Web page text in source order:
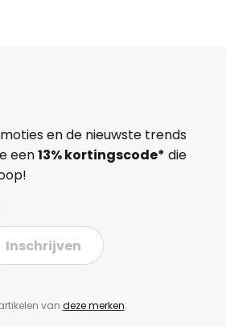
en de nieuwste trends
een13%kortingscode* die
Inschrijven
van deze merken.